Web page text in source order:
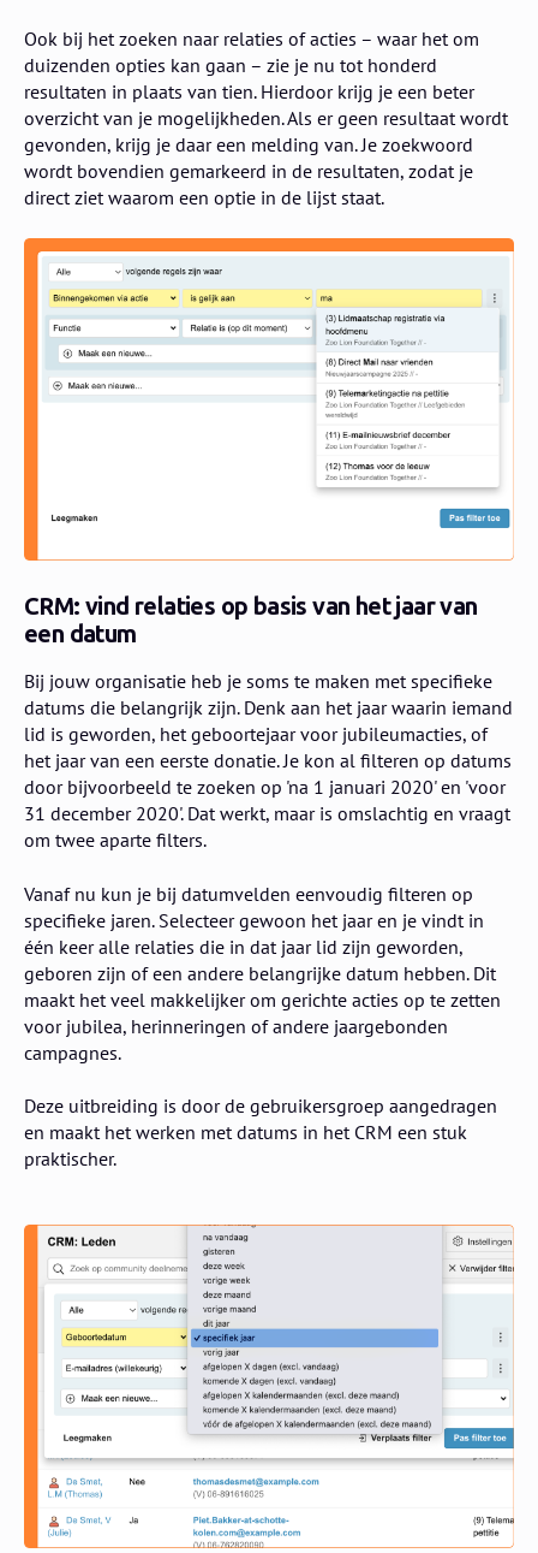
Ook bij het zoeken naar relaties of acties – waar het om
duizenden opties kan gaan – zie je nu tot honderd
resultaten in plaats van tien. Hierdoor krijg je een beter
overzicht van je mogelijkheden. Als er geen resultaat wordt
gevonden, krijg je daar een melding van. Je zoekwoord
wordt bovendien gemarkeerd in de resultaten, zodat je
direct ziet waarom een optie in de lijst staat.
CRM: vind relaties op basis van het jaar van
een datum
Bij jouw organisatie heb je soms te maken met specifieke
datums die belangrijk zijn. Denk aan het jaar waarin iemand
lid is geworden, het geboortejaar voor jubileumacties, of
het jaar van een eerste donatie. Je kon al filteren op datums
door bijvoorbeeld te zoeken op 'na 1 januari 2020' en 'voor
31 december 2020'. Dat werkt, maar is omslachtig en vraagt
om twee aparte filters.
Vanaf nu kun je bij datumvelden eenvoudig filteren op
specifieke jaren. Selecteer gewoon het jaar en je vindt in
één keer alle relaties die in dat jaar lid zijn geworden,
geboren zijn of een andere belangrijke datum hebben. Dit
maakt het veel makkelijker om gerichte acties op te zetten
voor jubilea, herinneringen of andere jaargebonden
campagnes.
Deze uitbreiding is door de gebruikersgroep aangedragen
en maakt het werken met datums in het CRM een stuk
praktischer.